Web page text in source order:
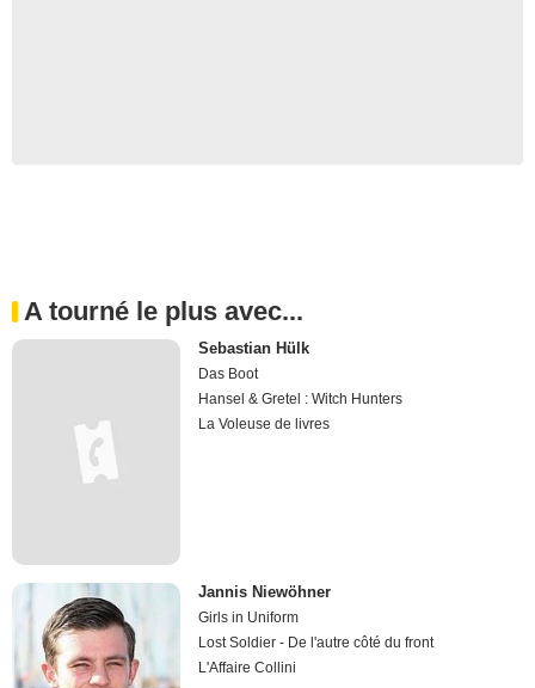
A tourné le plus avec...
Sebastian Hülk
Das Boot
Hansel & Gretel : Witch Hunters
La Voleuse de livres
Jannis Niewöhner
Girls in Uniform
Lost Soldier - De l'autre côté du front
L'Affaire Collini